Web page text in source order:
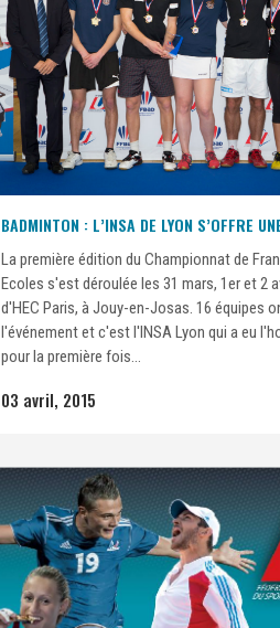
BADMINTON : L’INSA DE LYON S’OFFRE
La première édition du Championnat de
Ecoles s'est déroulée les 31 mars, 1er et 2
d'HEC Paris, à Jouy-en-Josas. 16 équipes
l'événement et c'est l'INSA Lyon qui a eu
pour la première fois...
03 avril, 2015